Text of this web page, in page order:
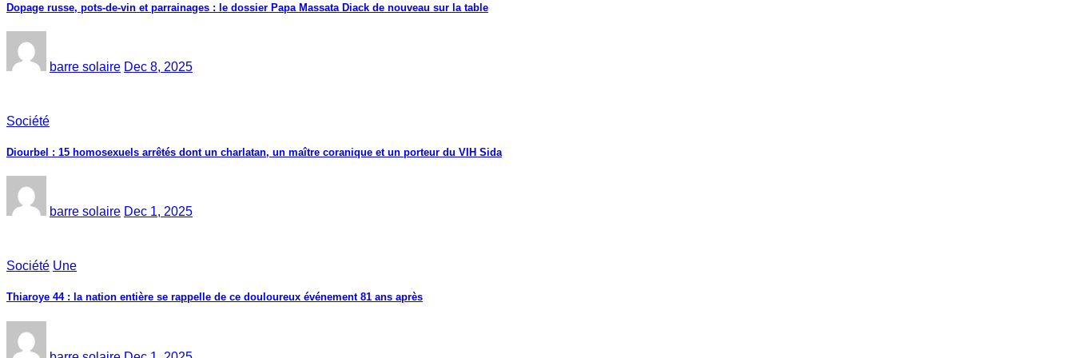
Dopage russe, pots-de-vin et parrainages : le dossier Papa Massata Diack de nouveau sur la table
barre solaire Dec 8, 2025
Société
Diourbel : 15 homosexuels arrêtés dont un charlatan, un maître coranique et un porteur du VIH Sida
barre solaire Dec 1, 2025
Société Une
Thiaroye 44 : la nation entière se rappelle de ce douloureux événement 81 ans après